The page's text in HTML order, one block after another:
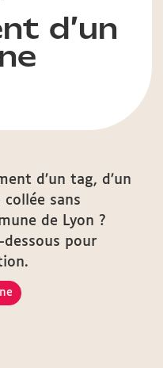
d’un
d’un tag, d’un
sans
de Lyon ?
pour